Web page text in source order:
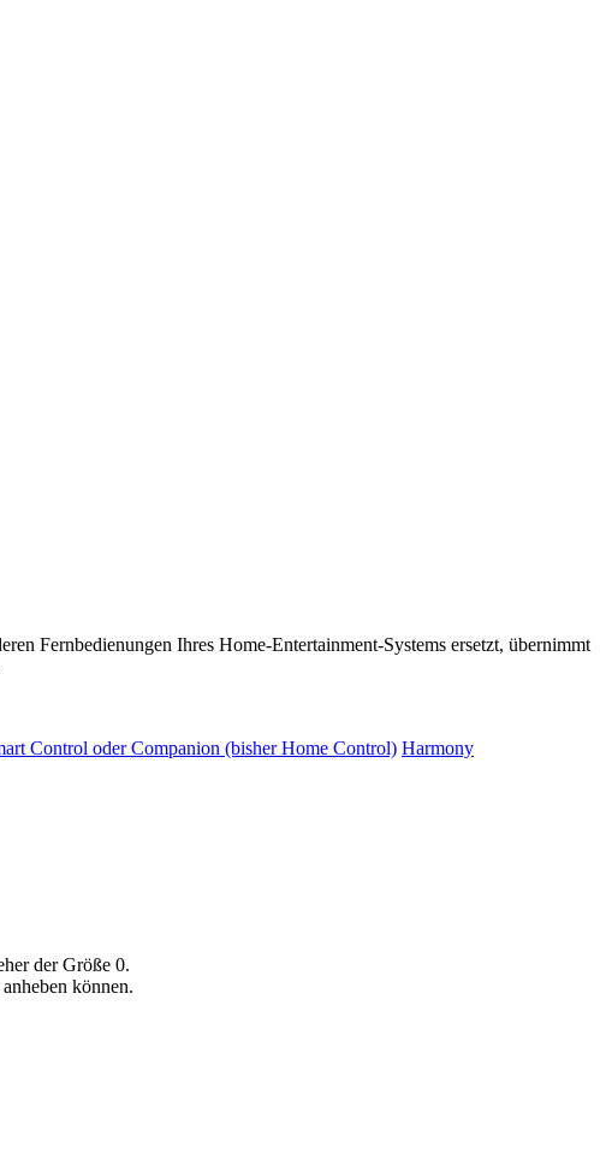
Fernbedienungen Ihres Home-Entertainment-Systems ersetzt, übernimmt
Control oder Companion (bisher Home Control) Harmony
der Größe 0.
können.